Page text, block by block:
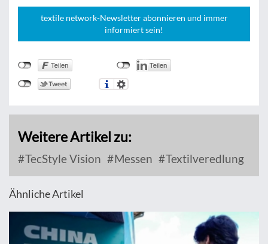
textile network-Newsletter abonnieren und immer
informiert sein!
Weitere Artikel zu:
TecStyle Vision Messen Textilveredlung
Ähnliche Artikel